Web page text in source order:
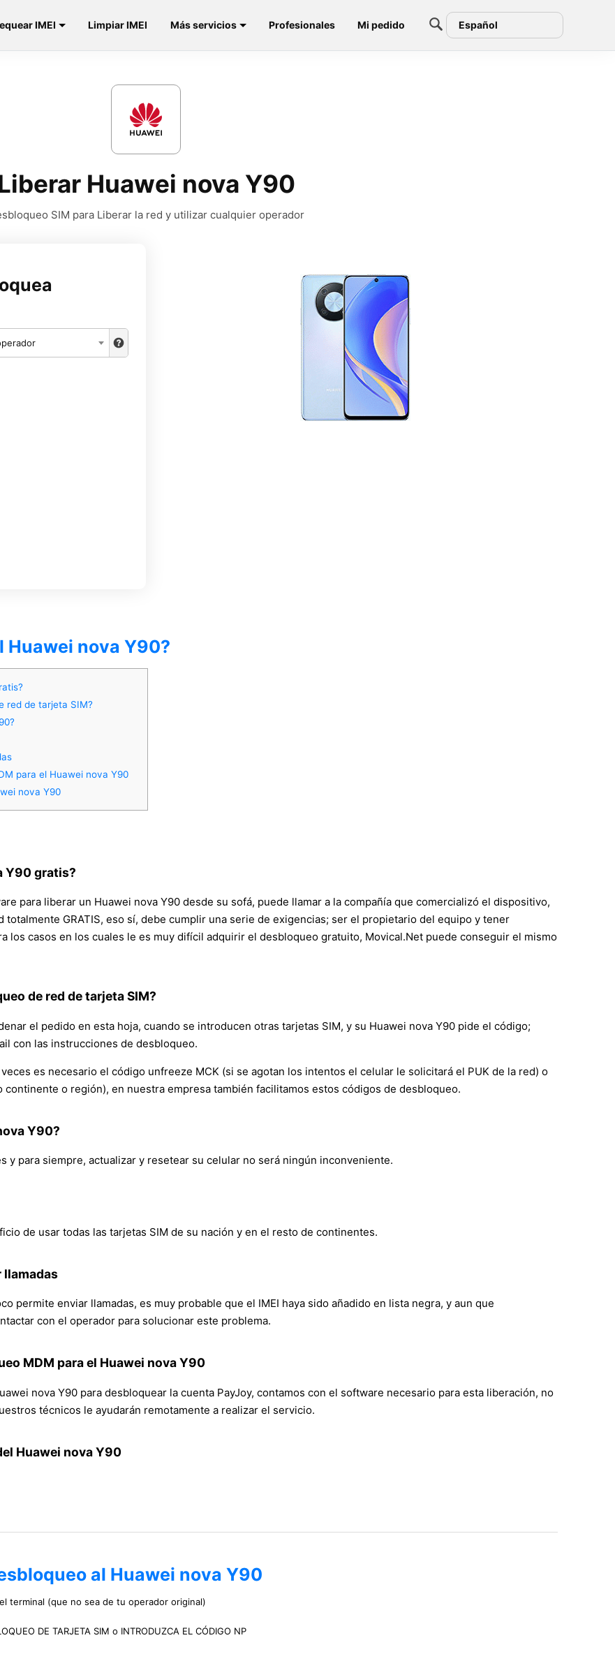
IMEI Limpiar IMEI Más servicios Profesionales Mi pedido Español
Huawei nova Y90
SIM para Liberar la red y utilizar cualquier operador
Huawei nova Y90?
red de tarjeta SIM?
para el Huawei nova Y90
nova Y90
Y90 gratis?
para liberar un Huawei nova Y90 desde su sofá, puede llamar a la compañía que comercializó el dispositivo,
GRATIS, eso sí, debe cumplir una serie de exigencias; ser el propietario del equipo y tener
los casos en los cuales le es muy difícil adquirir el desbloqueo gratuito, Movical.Net puede conseguir el mismo
de red de tarjeta SIM?
el pedido en esta hoja, cuando se introducen otras tarjetas SIM, y su Huawei nova Y90 pide el código;
con las instrucciones de desbloqueo.
es necesario el código unfreeze MCK (si se agotan los intentos el celular le solicitará el PUK de la red) o
o región), en nuestra empresa también facilitamos estos códigos de desbloqueo.
Y90?
y para siempre, actualizar y resetear su celular no será ningún inconveniente.
de usar todas las tarjetas SIM de su nación y en el resto de continentes.
llamadas
permite enviar llamadas, es muy probable que el IMEI haya sido añadido en lista negra, y aun que
con el operador para solucionar este problema.
MDM para el Huawei nova Y90
nova Y90 para desbloquear la cuenta PayJoy, contamos con el software necesario para esta liberación, no
técnicos le ayudarán remotamente a realizar el servicio.
Huawei nova Y90
al Huawei nova Y90
terminal (que no sea de tu operador original)
DE TARJETA SIM o INTRODUZCA EL CÓDIGO NP